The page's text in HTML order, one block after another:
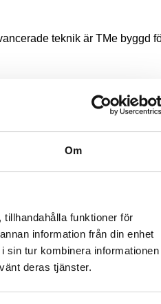
Om
funktioner för
information från din enhet
sin tur kombinera informationen
deras tjänster.
teknik är TMe byggd